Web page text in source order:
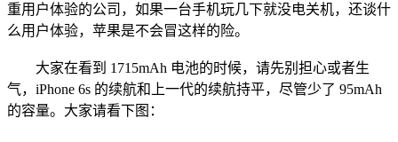
重用户体验的公司，如果一台手机玩几下就没电关机，还谈什
么用户体验，苹果是不会冒这样的险。
大家在看到 1715mAh 电池的时候，请先别担心或者生
气，iPhone 6s 的续航和上一代的续航持平，尽管少了 95mAh
的容量。大家请看下图：